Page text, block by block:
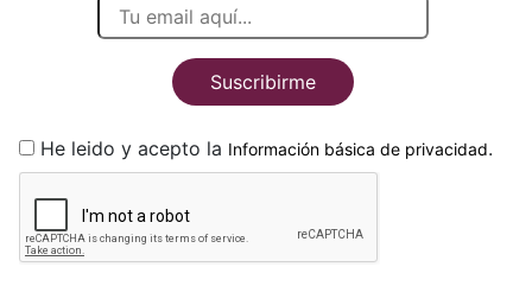
Suscribirme
He leido y acepto la Información básica de privacidad.